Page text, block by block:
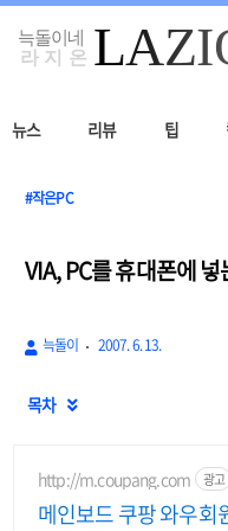
뉴스 리뷰 팁
#작은PC
VIA, PC를 휴대폰에
늑돌이 2007. 6. 13.
목차 
http://m.coupang.com 광고
메인보드 쿠팡 와우회